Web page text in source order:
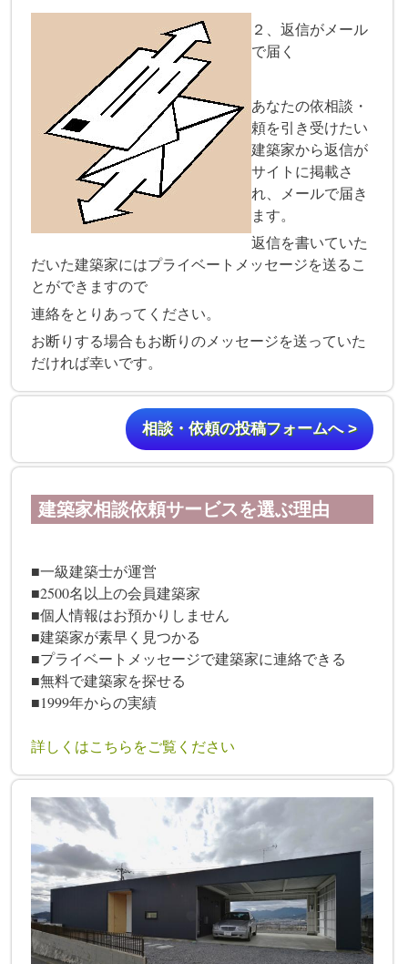
２、返信がメール
で届く
あなたの依相談・
頼を引き受けたい
建築家から返信が
サイトに掲載さ
れ、メールで届き
ます。
返信を書いていた
だいた建築家にはプライベートメッセージを送るこ
とができますので
連絡をとりあってください。
お断りする場合もお断りのメッセージを送っていた
だければ幸いです。
相談・依頼の投稿フォームへ >
建築家相談依頼サービスを選ぶ理由
■一級建築士が運営
■2500名以上の会員建築家
■個人情報はお預かりしません
■建築家が素早く見つかる
■プライベートメッセージで建築家に連絡できる
■無料で建築家を探せる
■1999年からの実績
詳しくはこちらをご覧ください